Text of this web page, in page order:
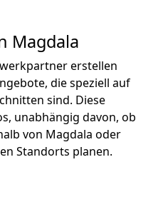
Magdala
erstellen
die speziell auf
sind. Diese
unabhängig davon, ob
von Magdala oder
Standorts planen.